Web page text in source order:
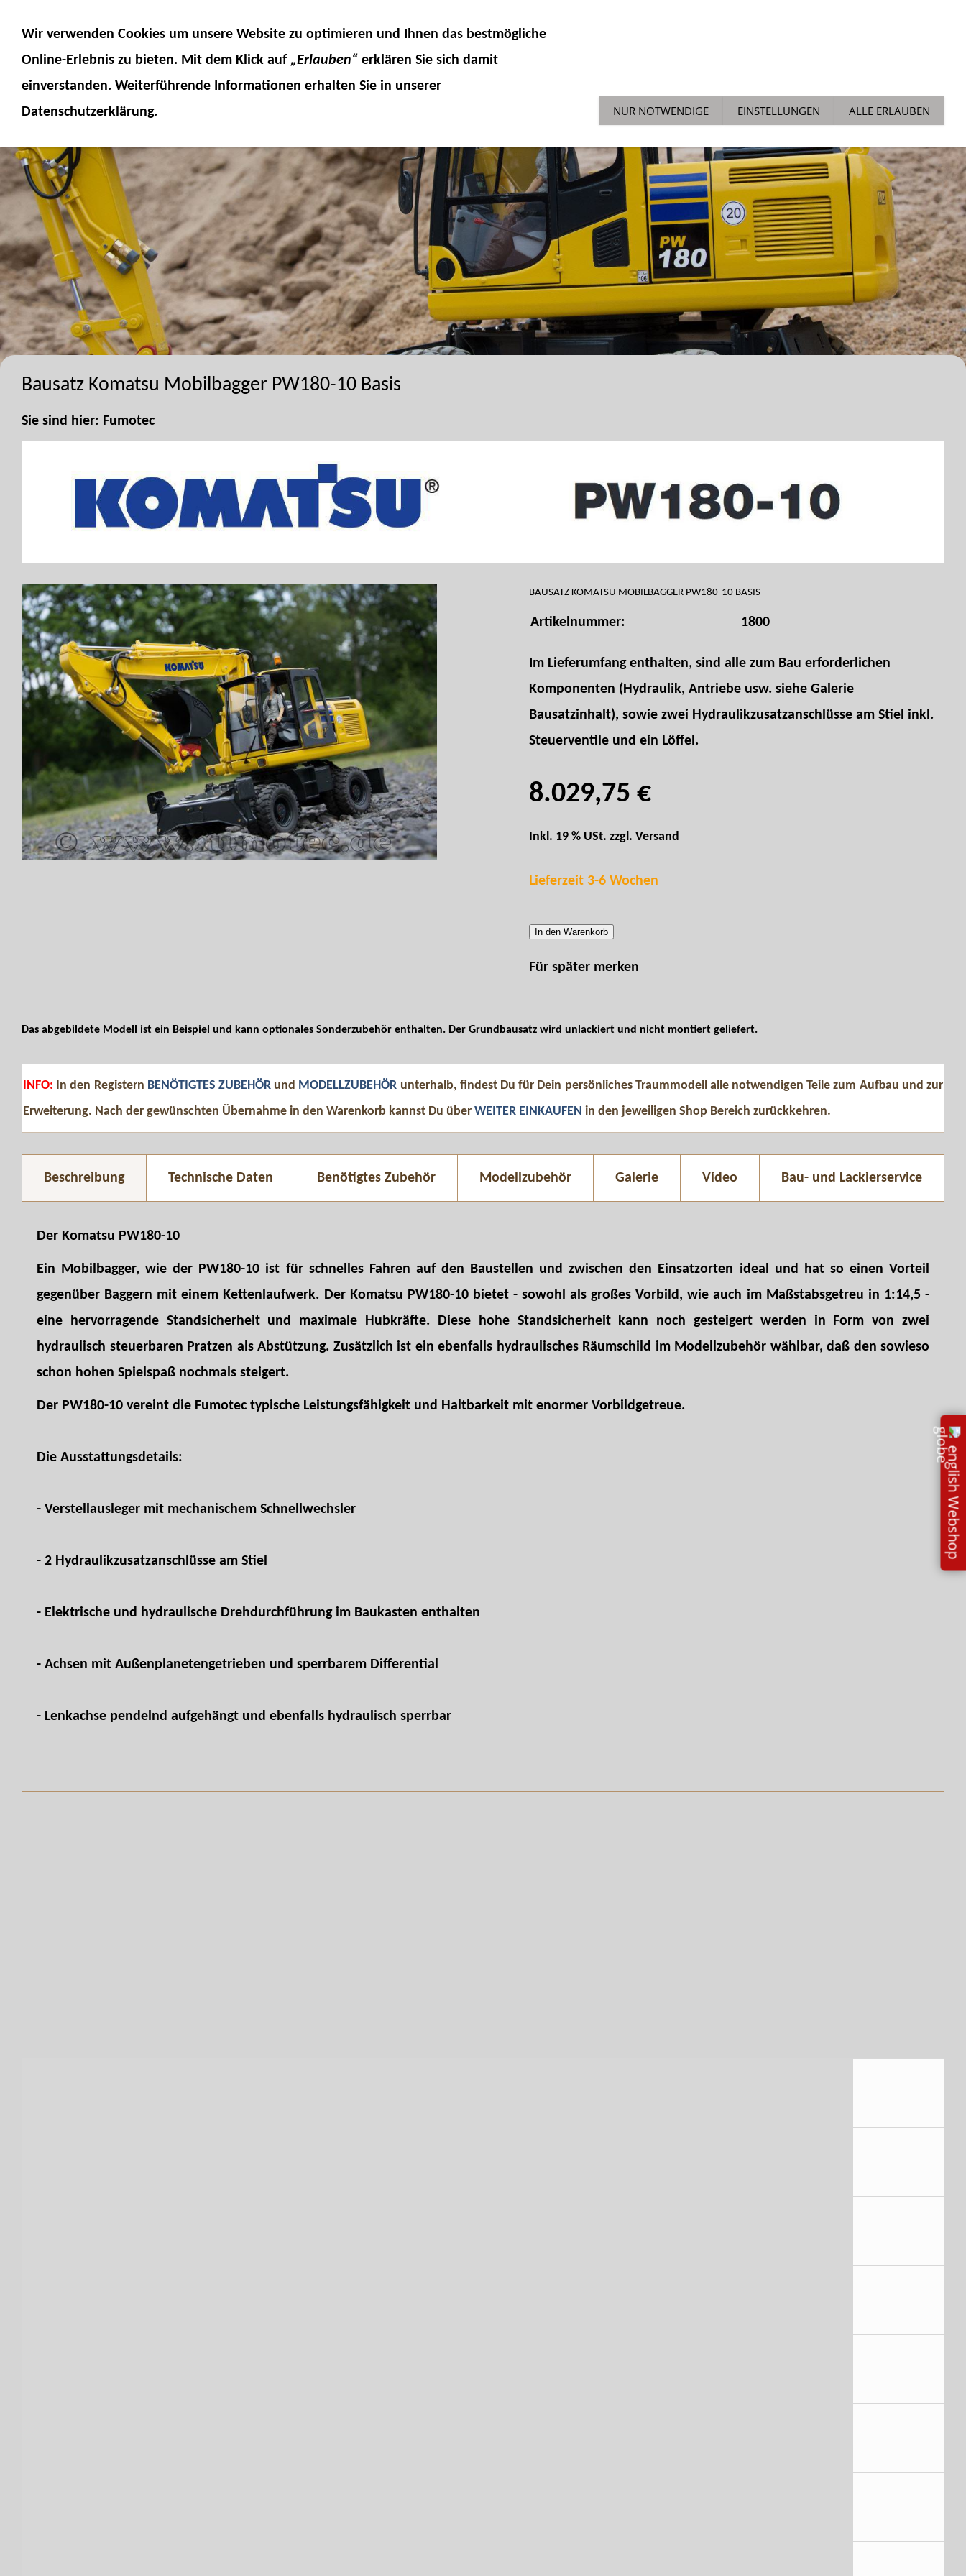
FUMOTEC ONLINESHOP SONDERAKTIONEN ENGLISH-SHOP
Bausatz Komatsu Mobilbagger PW180-10 Basis
Sie sind hier: Fumotec
BAUSATZ KOMATSU MOBILBAGGER PW180-10 BASIS
Artikelnummer: 1800
Im Lieferumfang enthalten, sind alle zum Bau erforderlichen
Komponenten (Hydraulik, Antriebe usw. siehe Galerie
Bausatzinhalt), sowie zwei Hydraulikzusatzanschlüsse am Stiel inkl.
Steuerventile und ein Löffel.
8.029,75 €
Inkl. 19 % USt. zzgl.Versand
Lieferzeit 3-6 Wochen
In den Warenkorb
Für später merken
Das abgebildete Modell ist ein Beispiel und kann optionales Sonderzubehör enthalten. Der Grundbausatz wird unlackiert und nicht montiert geliefert.
INFO: In den Registern BENÖTIGTES ZUBEHÖRund MODELLZUBEHÖR unterhalb, findest Du für Dein persönliches Traummodell alle notwendigen Teile zum Aufbau und zur
Erweiterung. Nach der gewünschten Übernahme in den Warenkorb kannst Du über WEITER EINKAUFEN in den jeweiligen Shop Bereich zurückkehren.
Beschreibung Technische Daten Benötigtes Zubehör Modellzubehör Galerie Video Bau- und Lackierservice
Der Komatsu PW180-10
Ein Mobilbagger, wie der PW180-10 ist für schnelles Fahren auf den Baustellen und zwischen den Einsatzorten ideal und hat so einen Vorteil
gegenüber Baggern mit einem Kettenlaufwerk. Der Komatsu PW180-10 bietet - sowohl als großes Vorbild, wie auch im Maßstabsgetreu in 1:14,5 -
eine hervorragende Standsicherheit und maximale Hubkräfte. Diese hohe Standsicherheit kann noch gesteigert werden in Form von zwei
hydraulisch steuerbaren Pratzen als Abstützung. Zusätzlich ist ein ebenfalls hydraulisches Räumschild im Modellzubehör wählbar, daß den sowieso
schon hohen Spielspaß nochmals steigert.
Der PW180-10 vereint die Fumotec typische Leistungsfähigkeit und Haltbarkeit mit enormer Vorbildgetreue.
Die Ausstattungsdetails:
- Verstellausleger mit mechanischem Schnellwechsler
- 2 Hydraulikzusatzanschlüsse am Stiel
- Elektrische und hydraulische Drehdurchführung im Baukasten enthalten
- Achsen mit Außenplanetengetrieben und sperrbarem Differential
- Lenkachse pendelnd aufgehängt und ebenfalls hydraulisch sperrbar
english Webshop
Wir verwenden Cookies um unsere Website zu optimieren und Ihnen das bestmögliche
Online-Erlebnis zu bieten. Mit dem Klick auf „Erlauben“ erklären Sie sich damit
einverstanden. Weiterführende Informationen erhalten Sie in unserer
Datenschutzerklärung.
NUR NOTWENDIGE EINSTELLUNGEN ALLE ERLAUBEN